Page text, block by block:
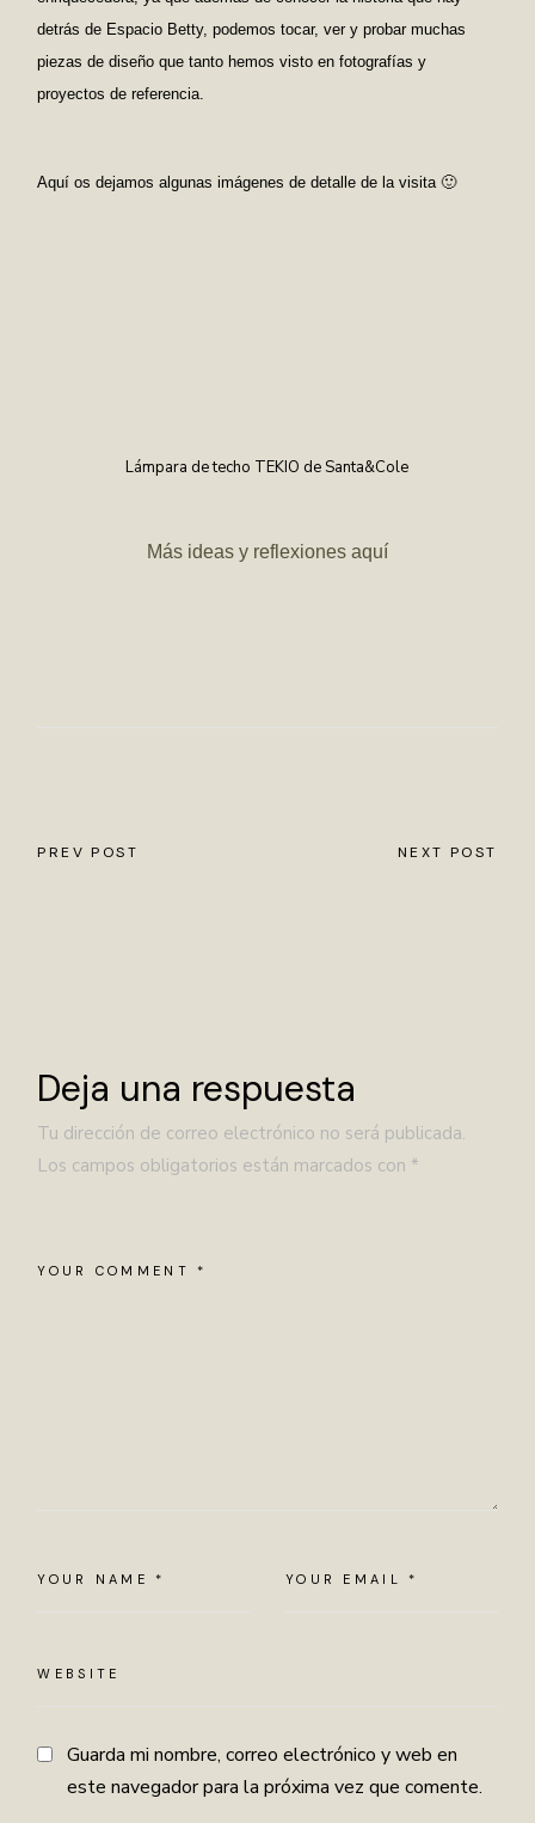
detrás de Espacio Betty, podemos tocar, ver y probar muchas
piezas de diseño que tanto hemos visto en fotografías y
proyectos de referencia.
Aquí os dejamos algunas imágenes de detalle de la visita 🙂
Lámpara de techo TEKIO de Santa&Cole
Más ideas y reflexiones aquí
PREV POST NEXT POST
Deja una respuesta
Tu dirección de correo electrónico no será publicada.
Los campos obligatorios están marcados con *
Guarda mi nombre, correo electrónico y web en
este navegador para la próxima vez que comente.